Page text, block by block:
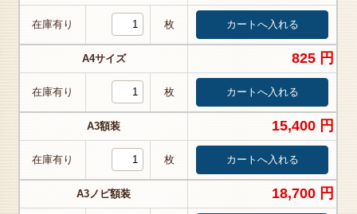
在庫有り 枚
A4サイズ 825 円
在庫有り 枚
A3額装 15,400 円
在庫有り 枚
A3ノビ額装 18,700 円